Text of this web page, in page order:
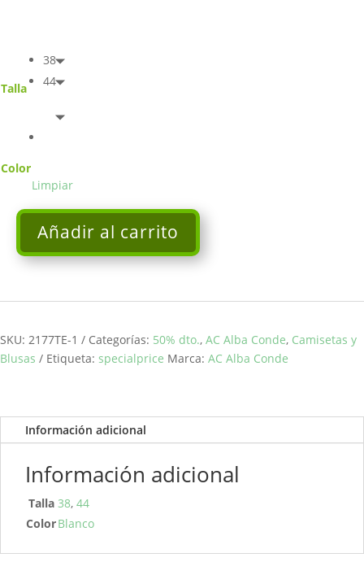
Talla
38
44
Color
Limpiar
Camiseta
blanca
ALBA
CONDE
Añadir al carrito
SKU: 2177TE-1 Categorías: 50% dto., AC Alba Conde, Camisetas y
Blusas
Etiqueta: specialprice Marca: AC Alba Conde
Información adicional
Información adicional
Talla 38, 44
ColorBlanco